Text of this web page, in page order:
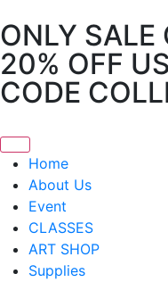
ONLY SALE
20% OFF
CODE
Home
About Us
Event
CLASSES
ART SHOP
Supplies